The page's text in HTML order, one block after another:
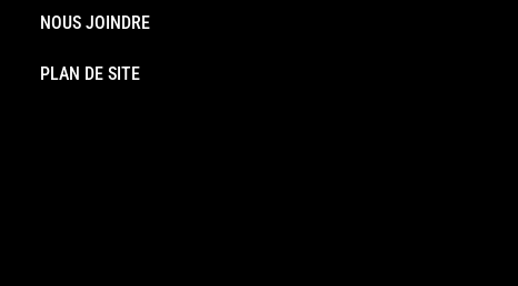
NOUS JOINDRE
PLAN DE SITE